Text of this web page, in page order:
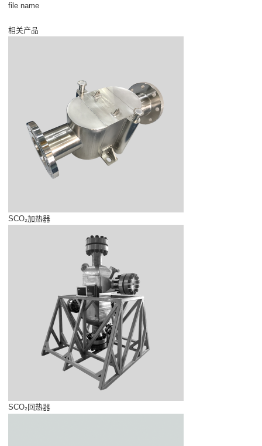
file name
相关产品
SCO₂加热器
SCO₂回热器